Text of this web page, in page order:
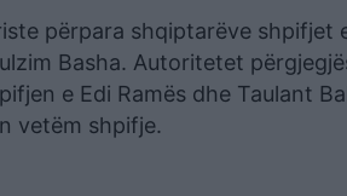
përpara shqiptarëve shpifjet
Basha. Autoritetet
e Edi Ramës dhe Taulant
vetëm shpifje.